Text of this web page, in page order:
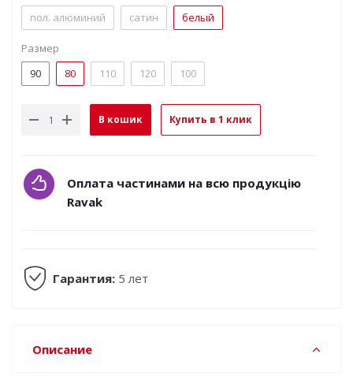
пол. алюминий
сатин белый
Размер
90
80 110 120 100
В кошик Купить в 1 клик
Оплата частинами на всю продукцію
Ravak
Гарантия: 5 лет
Описание